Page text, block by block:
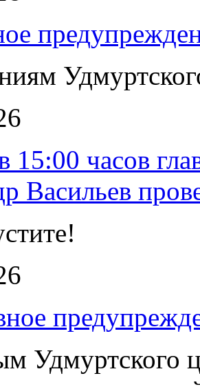
15:00 часов
Васильев
Удмуртского